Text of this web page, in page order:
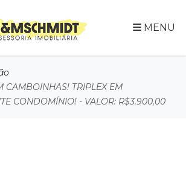
MENU
CAMBOINHAS! TRIPLEX EM
CONDOMÍNIO! - VALOR: R$3.900,00